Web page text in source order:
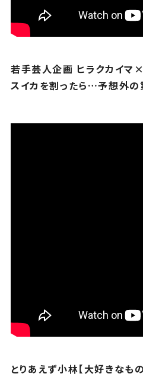
若手芸人企画 ヒラクカイマ
スイカを割ったら…予想外の
とりあえず小林【大好きな